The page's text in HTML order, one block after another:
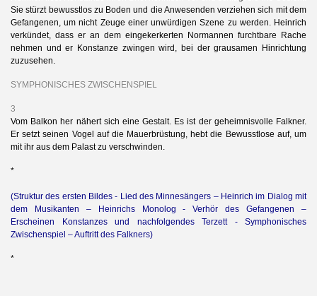
Sie stürzt bewusstlos zu Boden und die Anwesenden verziehen sich mit dem
Gefangenen, um nicht Zeuge einer unwürdigen Szene zu werden. Heinrich
verkündet, dass er an dem eingekerkerten Normannen furchtbare Rache
nehmen und er Konstanze zwingen wird, bei der grausamen Hinrichtung
zuzusehen.
SYMPHONISCHES ZWISCHENSPIEL
3
Vom Balkon her nähert sich eine Gestalt. Es ist der geheimnisvolle Falkner.
Er setzt seinen Vogel auf die Mauerbrüstung, hebt die Bewusstlose auf, um
mit ihr aus dem Palast zu verschwinden.
*
(Struktur des ersten Bildes - Lied des Minnesängers – Heinrich im Dialog mit
dem Musikanten – Heinrichs Monolog - Verhör des Gefangenen –
Erscheinen Konstanzes und nachfolgendes Terzett - Symphonisches
Zwischenspiel – Auftritt des Falkners)
*